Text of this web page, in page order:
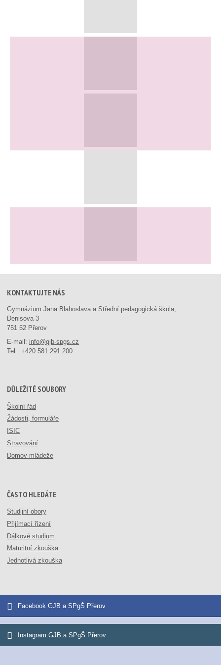
KONTAKTUJTE NÁS
Gymnázium Jana Blahoslava a Střední pedagogická škola,
Denisova 3
751 52 Přerov
E-mail: info@gjb-spgs.cz
Tel.:+420 581 291 200
DŮLEŽITÉ SOUBORY
Školní řád
Žádosti, formuláře
ISIC
Stravování
Domov mládeže
ČASTO HLEDÁTE
Studijní obory
Přijímací řízení
Dálkové studium
Maturitní zkouška
Jednotlivá zkouška
Facebook GJB a SPgŠ Přerov
Instagram GJB a SPgŠ Přerov